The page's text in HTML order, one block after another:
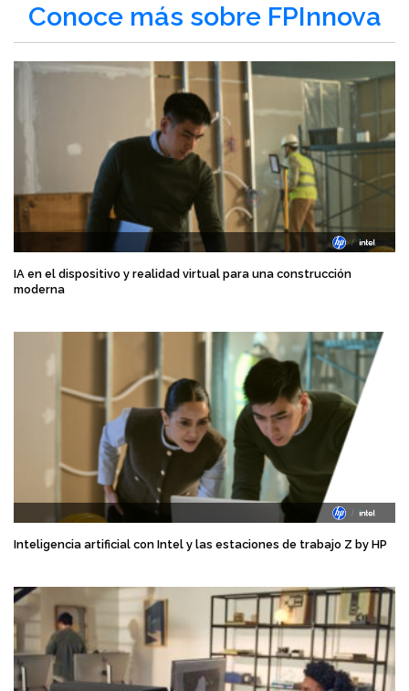
Conoce más sobre FPInnova
IA en el dispositivo y realidad virtual para una construcción
moderna
Inteligencia artificial con Intel y las estaciones de trabajo Z by HP